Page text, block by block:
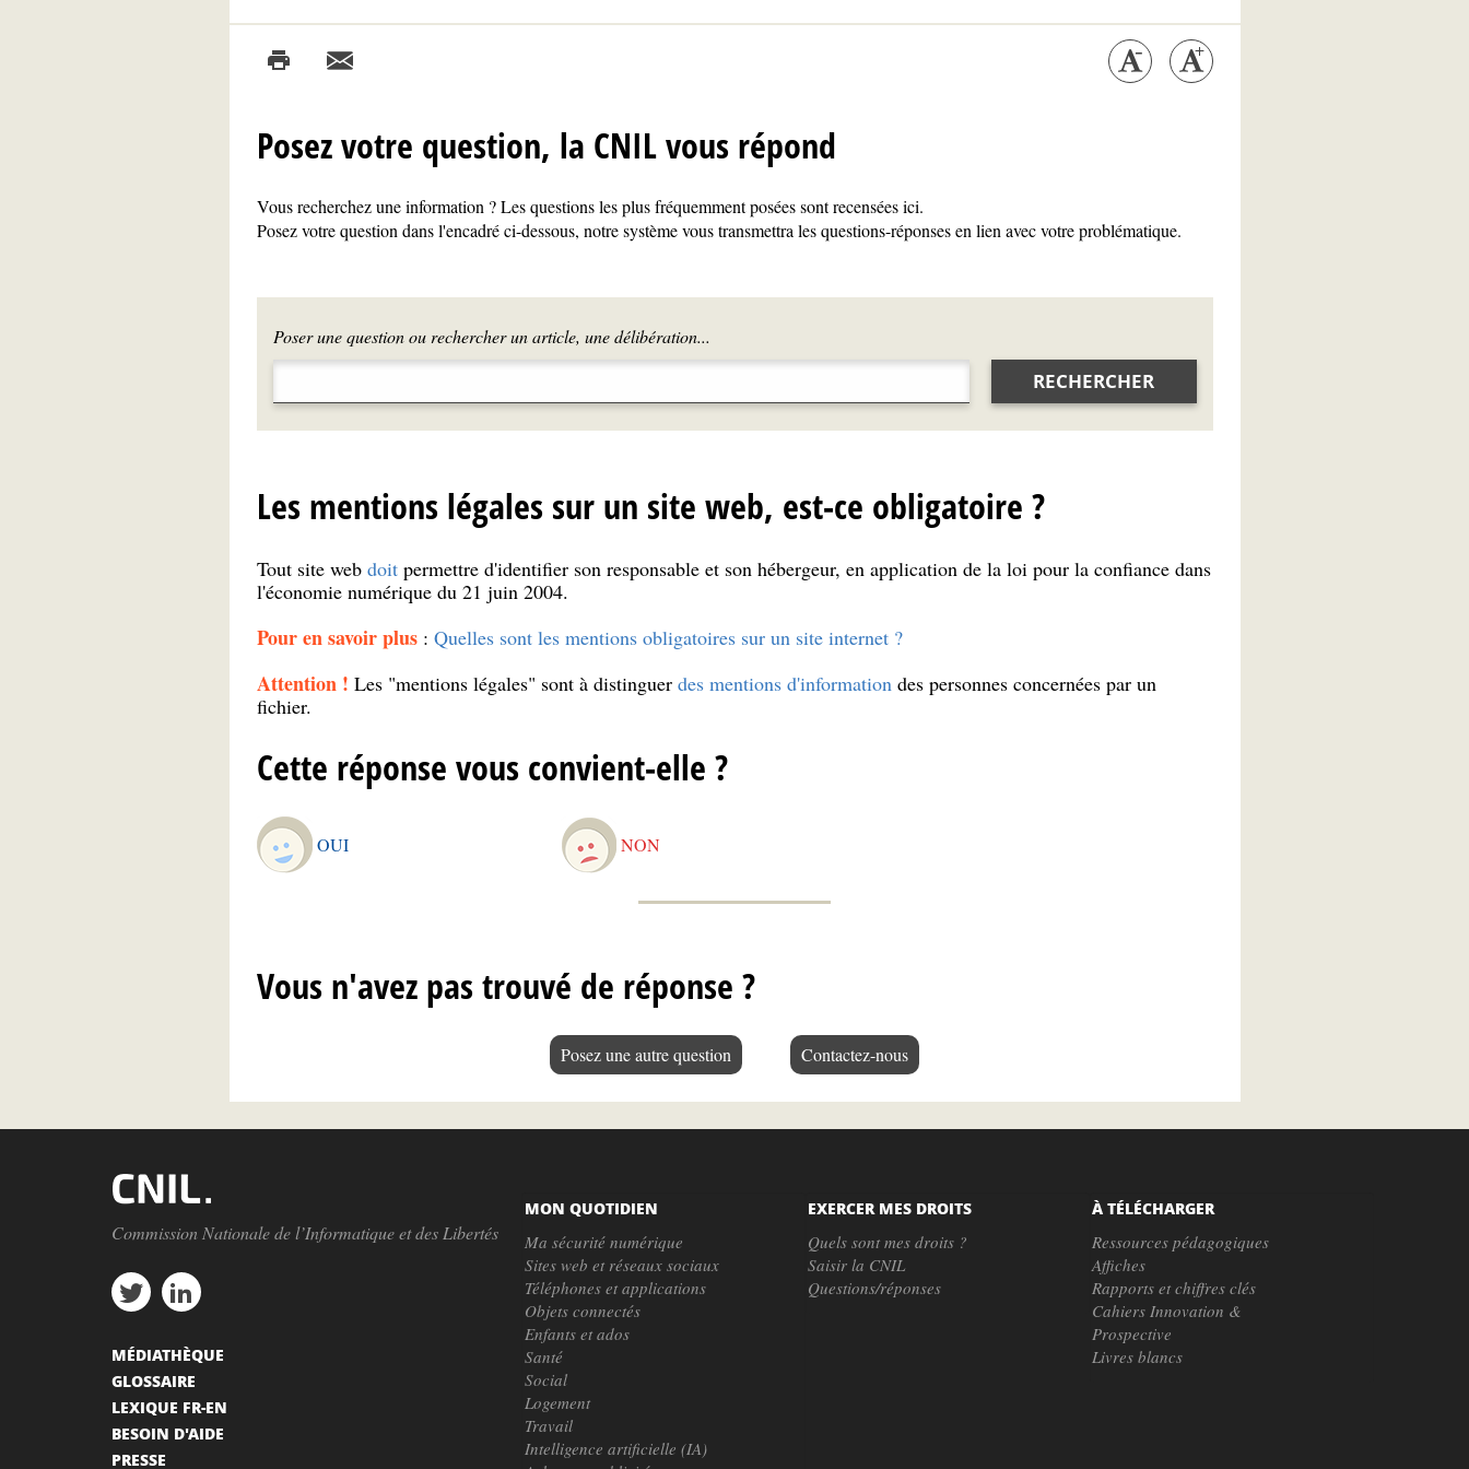
Posez votre question, la CNIL vous répond
Vous recherchez une information ? Les questions les plus fréquemment posées sont recensées ici.
Posez votre question dans l'encadré ci-dessous, notre système vous transmettra les questions-réponses en lien avec votre problématique.
Poser une question ou rechercher un article, une délibération...
RECHERCHER
Les mentions légales sur un site web, est-ce obligatoire ?
Tout site web doitpermettre d'identifier son responsable et son hébergeur, en application de la loi pour la confiance dans
l'économie numérique du 21 juin 2004.
Pour en savoir plus: Quelles sont les mentions obligatoires sur un site internet ?
Attention ! Les "mentions légales" sont à distinguer des mentions d'informationdes personnes concernées par un
fichier.
Cette réponse vous convient-elle ?
OUI NON
Vous n'avez pas trouvé de réponse ?
Posez une autre question Contactez-nous
Commission Nationale de l’Informatique et des Libertés
MON QUOTIDIEN
Ma sécurité numérique
Sites web et réseaux sociaux
Téléphones et applications
Objets connectés
Enfants et ados
Santé
Social
Logement
Travail
Intelligence artificielle (IA)
EXERCER MES DROITS
Quels sont mes droits ?
Saisir la CNIL
Questions/réponses
À TÉLÉCHARGER
Ressources pédagogiques
Affiches
Rapports et chiffres clés
Cahiers Innovation &
Prospective
Livres blancs
MÉDIATHÈQUE
GLOSSAIRE
LEXIQUE FR-EN
BESOIN D'AIDE
PRESSE